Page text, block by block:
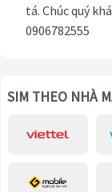
tá. Chúc quý
0906782555
SIM THEO NHÀ